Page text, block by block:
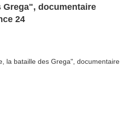
documentaire
24